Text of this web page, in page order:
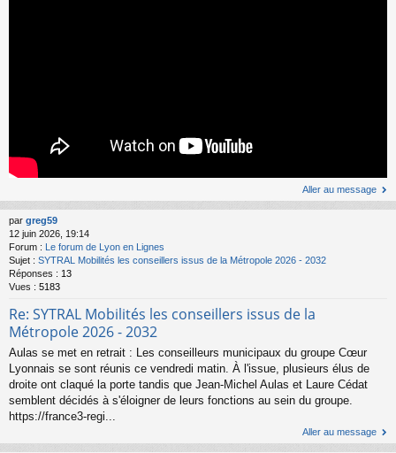
Aller au message
par greg59
12 juin 2026, 19:14
Forum : Le forum de Lyon en Lignes
Sujet : SYTRAL Mobilités les conseillers issus de la Métropole 2026 - 2032
Réponses : 13
Vues : 5183
Re: SYTRAL Mobilités les conseillers issus de la
Métropole 2026 - 2032
Aulas se met en retrait : Les conseilleurs municipaux du groupe Cœur
Lyonnais se sont réunis ce vendredi matin. À l'issue, plusieurs élus de
droite ont claqué la porte tandis que Jean-Michel Aulas et Laure Cédat
semblent décidés à s'éloigner de leurs fonctions au sein du groupe.
https://france3-regi...
Aller au message